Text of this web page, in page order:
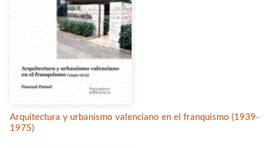
Arquitectura y urbanismo valenciano en el franquismo (1939-
1975)